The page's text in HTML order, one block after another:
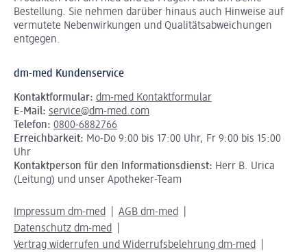
Bestellung. Sie nehmen darüber hinaus auch Hinweise auf
vermutete Nebenwirkungen und Qualitätsabweichungen
entgegen.
dm-med Kundenservice
Kontaktformular: dm-med Kontaktformular
E-Mail: service@dm-med.com
Telefon: 0800-6882766
Erreichbarkeit: Mo-Do 9:00 bis 17:00 Uhr, Fr 9:00 bis 15:00
Uhr
Kontaktperson für den Informationsdienst: Herr B. Urica
(Leitung) und unser Apotheker-Team
Impressum dm-med
AGB dm-med
Datenschutz dm-med
Vertrag widerrufen und Widerrufsbelehrung dm-med